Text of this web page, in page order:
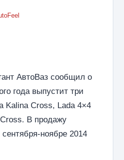
АвтоВаз сообщил о
года выпустит три
Kalina Cross, Lada 4×4
В продажу
сентября-ноябре 2014